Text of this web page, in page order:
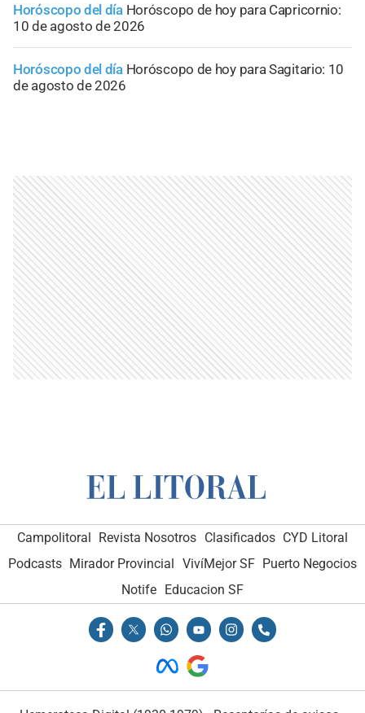
Horóscopo del día Horóscopo de hoy para Capricornio:
10 de agosto de 2026
Horóscopo del día Horóscopo de hoy para Sagitario: 10
de agosto de 2026
Campolitoral Revista Nosotros Clasificados CYD Litoral
Podcasts Mirador Provincial VivíMejor SF Puerto Negocios
Notife
Educacion SF